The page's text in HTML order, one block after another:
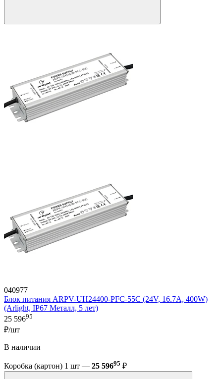
040977
Блок питания ARPV-UH24400-PFC-55C (24V, 16.7A, 400W)
(Arlight, IP67 Металл, 5 лет)
25 59695
₽/шт
В наличии
Коробка (картон) 1 шт — 25 59695 ₽